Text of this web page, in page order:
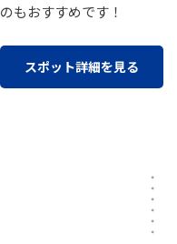
のもおすすめです！
スポット詳細を見る